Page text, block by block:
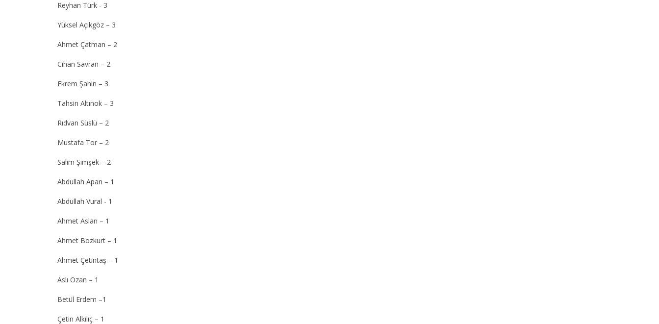
Reyhan Türk - 3
Yüksel Açıkgöz – 3
Ahmet Çatman – 2
Cihan Savran – 2
Ekrem Şahin – 3
Tahsin Altınok – 3
Rıdvan Süslü – 2
Mustafa Tor – 2
Salim Şimşek – 2
Abdullah Apan – 1
Abdullah Vural - 1
Ahmet Aslan – 1
Ahmet Bozkurt – 1
Ahmet Çetintaş – 1
Aslı Ozan – 1
Betül Erdem –1
Çetin Alkılıç – 1